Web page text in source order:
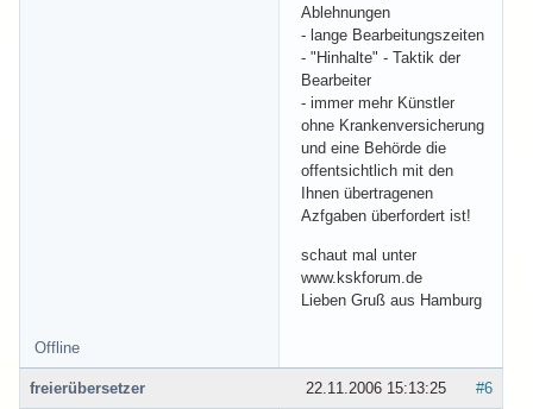
Ablehnungen
- lange Bearbeitungszeiten
- "Hinhalte" - Taktik der
Bearbeiter
- immer mehr Künstler
ohne Krankenversicherung
und eine Behörde die
offentsichtlich mit den
Ihnen übertragenen
Azfgaben überfordert ist!
schaut mal unter
www.kskforum.de
Lieben Gruß aus Hamburg
Offline
#6
22.11.2006 15:13:25
freierübersetzer